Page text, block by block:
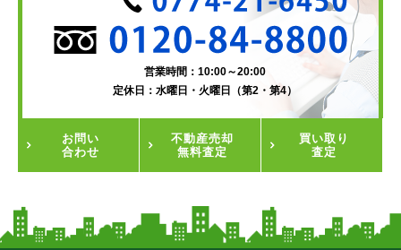
営業時間：10:00～20:00
定休日：水曜日・火曜日（第2・第4）
お問い
合わせ
不動産売却
無料査定
買い取り
査定